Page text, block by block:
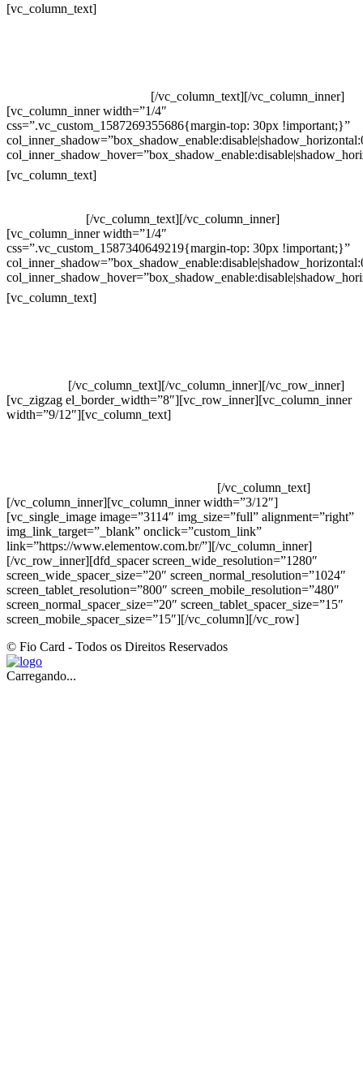
[vc_column_text]
[/vc_column_text][/vc_column_inner]
[vc_column_inner width=”1/4″
css=”.vc_custom_1587269355686{margin-top: 30px !important;}”
[vc_column_text]
[/vc_column_text][/vc_column_inner]
[vc_column_inner width=”1/4″
css=”.vc_custom_1587340649219{margin-top: 30px !important;}”
[vc_column_text]
[/vc_column_text][/vc_column_inner][/vc_row_inner]
[vc_zigzag el_border_width=”8″][vc_row_inner][vc_column_inner
width=”9/12″][vc_column_text]
[/vc_column_text]
[/vc_column_inner][vc_column_inner width=”3/12″]
[vc_single_image image=”3114″ img_size=”full” alignment=”right”
img_link_target=”_blank” onclick=”custom_link”
link=”https://www.elementow.com.br/”][/vc_column_inner]
[/vc_row_inner][dfd_spacer screen_wide_resolution=”1280″
screen_wide_spacer_size=”20″ screen_normal_resolution=”1024″
screen_tablet_resolution=”800″ screen_mobile_resolution=”480″
screen_normal_spacer_size=”20″ screen_tablet_spacer_size=”15″
screen_mobile_spacer_size=”15″][/vc_column][/vc_row]
© Fio Card - Todos os Direitos Reservados
Carregando...